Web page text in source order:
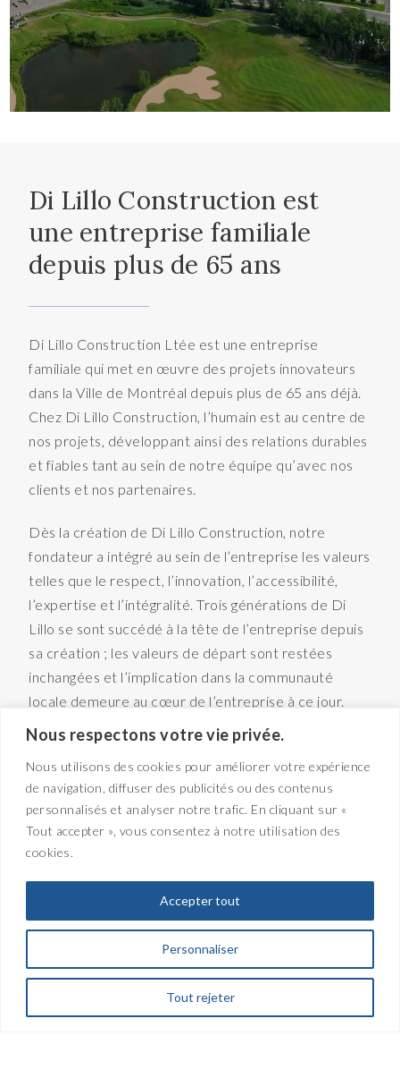
Nous respectons votre vie privée.
Nous utilisons des cookies pour améliorer votre expérience
de navigation, diffuser des publicités ou des contenus
personnalisés et analyser notre trafic. En cliquant sur «
Tout accepter », vous consentez à notre utilisation des
cookies.
Personnaliser
Tout rejeter
Accepter tout
Di Lillo Construction est
une entreprise familiale
depuis plus de 65 ans
Di Lillo Construction Ltée est une entreprise
familiale qui met en œuvre des projets innovateurs
dans la Ville de Montréal depuis plus de 65 ans déjà.
Chez Di Lillo Construction, l’humain est au centre de
nos projets, développant ainsi des relations durables
et fiables tant au sein de notre équipe qu’avec nos
clients et nos partenaires.
Dès la création de Di Lillo Construction, notre
fondateur a intégré au sein de l’entreprise les valeurs
telles que le respect, l’innovation, l’accessibilité,
l’expertise et l’intégralité. Trois générations de Di
Lillo se sont succédé à la tête de l’entreprise depuis
sa création ; les valeurs de départ sont restées
inchangées et l’implication dans la communauté
locale demeure au cœur de l’entreprise à ce jour.
APPRENEZ-EN DAVANTAGE SUR L’HISTOIRE DE
NOTRE ENTREPRISE→
DES PROJETS CLÉ EN MAIN
Nous travaillons avec vous
afin que votre projet de
bâtiment soit une réussite.